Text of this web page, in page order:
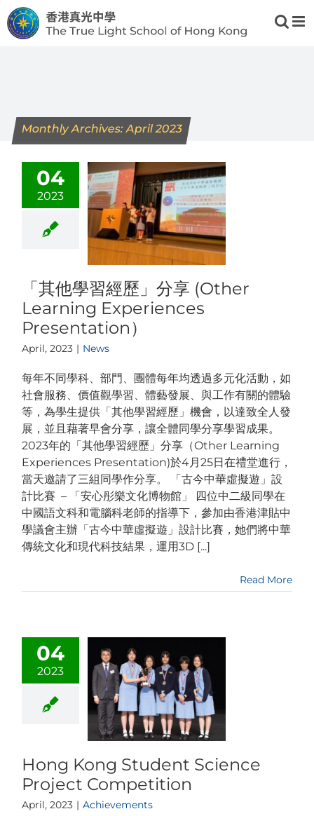
Skip
to
content
Monthly Archives:April 2023
04
2023
「其他學習經歷」分享 (Other
Learning Experiences
Presentation）
April, 2023 | News
每年不同學科、部門、團體每年均透過多元化活動，如
社會服務、價值觀學習、體藝發展、與工作有關的體驗
等，為學生提供「其他學習經歷」機會，以達致全人發
展，並且藉著早會分享，讓全體同學分享學習成果。
2023年的「其他學習經歷」分享（Other Learning
Experiences Presentation)於4月25日在禮堂進行，
當天邀請了三組同學作分享。 「古今中華虛擬遊」設
計比賽 – 「安心彤樂文化博物館」 四位中二級同學在
中國語文科和電腦科老師的指導下，參加由香港津貼中
學議會主辦「古今中華虛擬遊」設計比賽，她們將中華
傳統文化和現代科技結果，運用3D [...]
Read More
04
2023
Hong Kong Student Science
Project Competition
April, 2023 | Achievements